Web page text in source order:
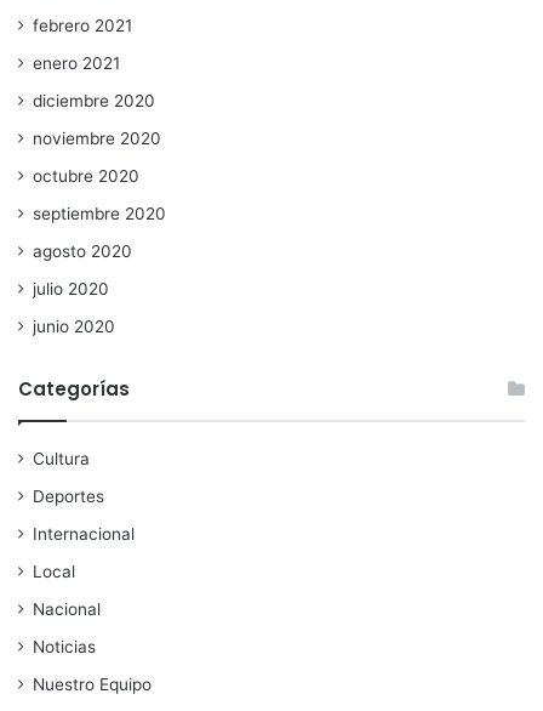
febrero 2021
enero 2021
diciembre 2020
noviembre 2020
octubre 2020
septiembre 2020
agosto 2020
julio 2020
junio 2020
Categorías
Cultura
Deportes
Internacional
Local
Nacional
Noticias
Nuestro Equipo